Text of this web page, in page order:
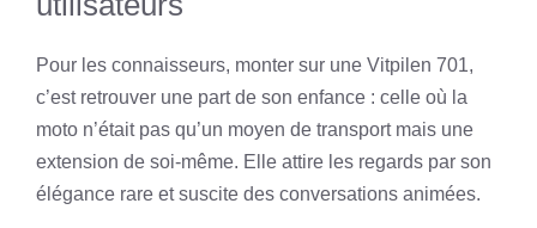
Pour les connaisseurs, monter sur une Vitpilen 701,
c’est retrouver une part de son enfance : celle où la
moto n’était pas qu’un moyen de transport mais une
extension de soi-même. Elle attire les regards par son
élégance rare et suscite des conversations animées.